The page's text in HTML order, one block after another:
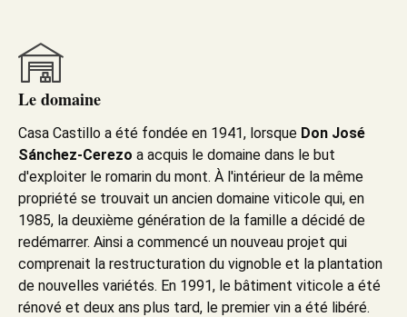
Le domaine
Casa Castillo a été fondée en 1941, lorsque Don José
Sánchez-Cerezo a acquis le domaine dans le but
d'exploiter le romarin du mont. À l'intérieur de la même
propriété se trouvait un ancien domaine viticole qui, en
1985, la deuxième génération de la famille a décidé de
redémarrer. Ainsi a commencé un nouveau projet qui
comprenait la restructuration du vignoble et la plantation
de nouvelles variétés. En 1991, le bâtiment viticole a été
rénové et deux ans plus tard, le premier vin a été libéré.